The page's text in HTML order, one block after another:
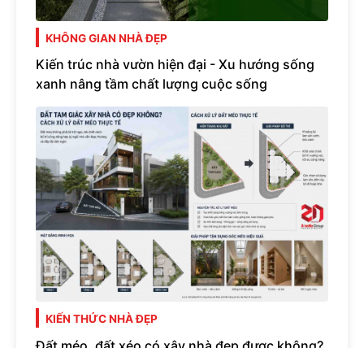
KHÔNG GIAN NHÀ ĐẸP
Kiến trúc nhà vườn hiện đại - Xu hướng sống
xanh nâng tầm chất lượng cuộc sống
KIẾN THỨC NHÀ ĐẸP